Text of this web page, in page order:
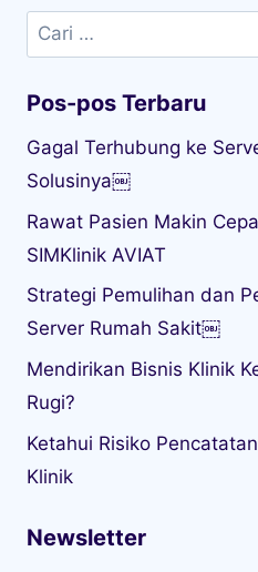
Cari
untuk:
Pos-pos Terbaru
Gagal Terhubung ke
Solusinya￼
Rawat Pasien Makin
SIMKlinik AVIAT
Strategi Pemulihan dan
Server Rumah Sakit￼
Mendirikan Bisnis Klinik
Rugi?
Ketahui Risiko
Klinik
Newsletter